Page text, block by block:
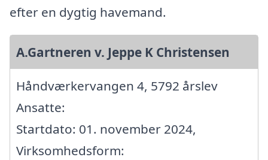
efter en dygtig havemand.
A.Gartneren v. Jeppe K Christensen
Håndværkervangen 4, 5792 årslev
Ansatte:
Startdato: 01. november 2024,
Virksomhedsform: